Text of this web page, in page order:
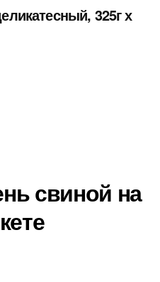
325г х
свиной на